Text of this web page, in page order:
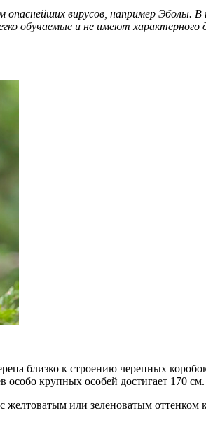
вирусов, например Эболы. В
обучаемые и не имеют характерного
близко к строению черепных
особо крупных особей достигает 170 см.
или зеленоватым